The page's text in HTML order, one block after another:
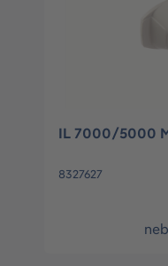
IL 7000/5000
8327627